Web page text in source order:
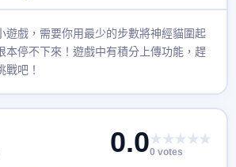
遊戲，需要你用最少的步數將神經貓圍起
本停不下來！遊戲中有積分上傳功能，趕
戰吧！
0.0★★★★★
0 votes